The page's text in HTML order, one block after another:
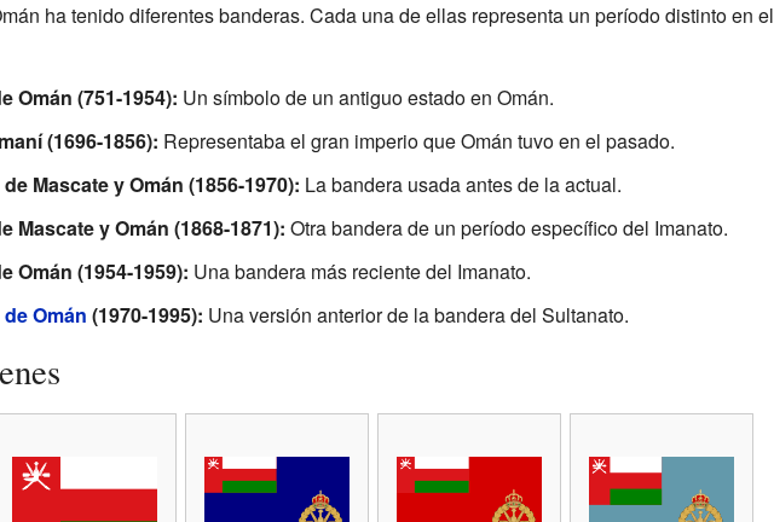
ha tenido diferentes banderas. Cada una de ellas representa un período distinto en el
Omán (751-1954): Un símbolo de un antiguo estado en Omán.
(1696-1856): Representaba el gran imperio que Omán tuvo en el pasado.
Mascate y Omán (1856-1970): La bandera usada antes de la actual.
Mascate y Omán (1868-1871): Otra bandera de un período específico del Imanato.
Omán (1954-1959): Una bandera más reciente del Imanato.
Omán (1970-1995): Una versión anterior de la bandera del Sultanato.